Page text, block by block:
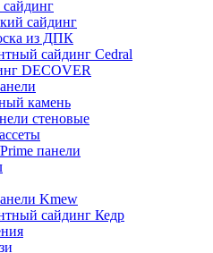
сайдинг
из ДПК
сайдинг Cedral
DECOVER
камень
стеновые
панели
Kmew
сайдинг Кедр